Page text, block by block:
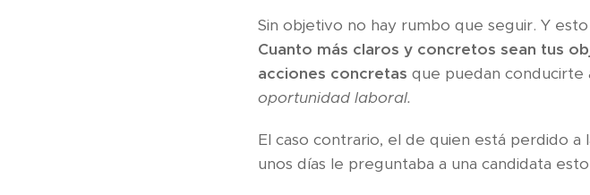
Sin objetivo no hay rumbo que seguir. Y
Cuanto más claros y concretos sean tus
acciones concretas que puedan conducirte
oportunidad laboral.
El caso contrario, el de quien está perdido
unos días le preguntaba a una candidata